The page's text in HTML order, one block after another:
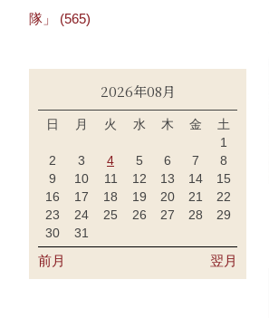
隊」 (565)
2026年08月
日 月 火 水 木 金
土
1
2
3 4 5 6 7
8
9
10 11 12 13 14
15
16
17 18 19 20 21
22
23
24 25 26 27 28
29
30
31
前月 翌月